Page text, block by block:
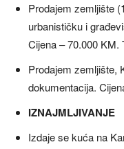
Prodajem zemljište
urbanističku i
Cijena – 70.000 KM.
Prodajem zemljište,
dokumentacija.
IZNAJMLJIVANJE
Izdaje se kuća na